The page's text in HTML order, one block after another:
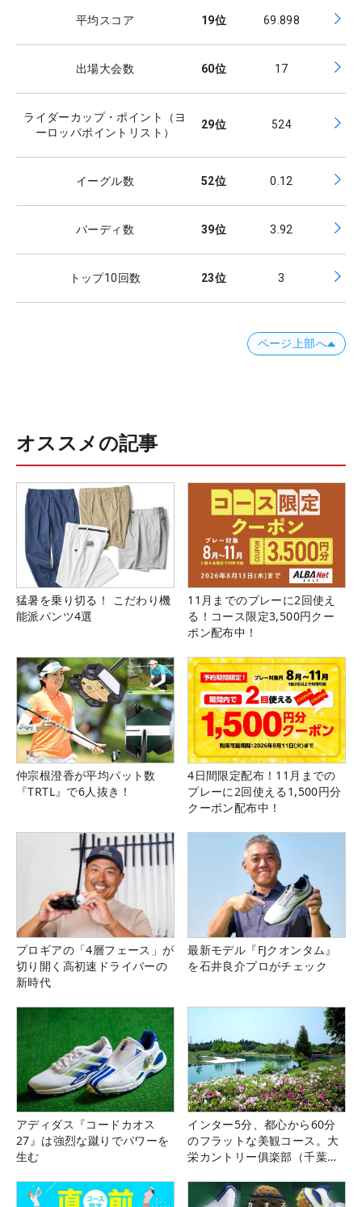
平均スコア 19位 69.898
出場大会数 60位 17
ライダーカップ・ポイント（ヨ
ーロッパポイントリスト）
29位 524
イーグル数 52位 0.12
バーディ数 39位 3.92
トップ10回数 23位 3
ページ上部へ
オススメの記事
猛暑を乗り切る！ こだわり機
能派パンツ4選
11月までのプレーに2回使え
る！コース限定3,500円クー
ポン配布中！
仲宗根澄香が平均パット数
『TRTL』で6人抜き！
4日間限定配布！11月までの
プレーに2回使える1,500円分
クーポン配布中！
プロギアの「4層フェース」が
切り開く高初速ドライバーの
新時代
最新モデル『FJクオンタム』
を石井良介プロがチェック
アディダス『コードカオス
27』は強烈な蹴りでパワーを
生む
インター5分、都心から60分
のフラットな美観コース。大
栄カントリー俱楽部（千葉